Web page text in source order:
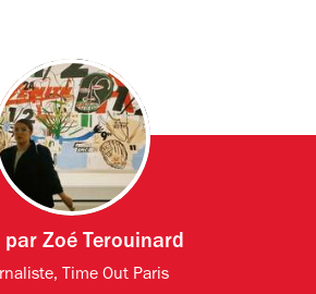
parZoé Terouinard
Time Out Paris